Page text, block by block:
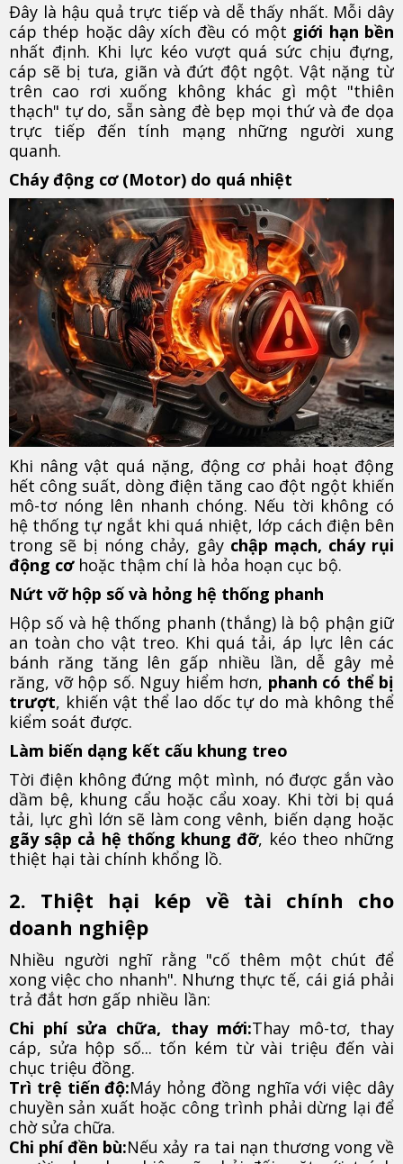
Đây là hậu quả trực tiếp và dễ thấy nhất. Mỗi dây
cáp thép hoặc dây xích đều có một giới hạn bền
nhất định. Khi lực kéo vượt quá sức chịu đựng,
cáp sẽ bị tưa, giãn và đứt đột ngột. Vật nặng từ
trên cao rơi xuống không khác gì một "thiên
thạch" tự do, sẵn sàng đè bẹp mọi thứ và đe dọa
trực tiếp đến tính mạng những người xung
quanh.
Cháy động cơ (Motor) do quá nhiệt
Khi nâng vật quá nặng, động cơ phải hoạt động
hết công suất, dòng điện tăng cao đột ngột khiến
mô-tơ nóng lên nhanh chóng. Nếu tời không có
hệ thống tự ngắt khi quá nhiệt, lớp cách điện bên
trong sẽ bị nóng chảy, gây chập mạch, cháy rụi
động cơhoặc thậm chí là hỏa hoạn cục bộ.
Nứt vỡ hộp số và hỏng hệ thống phanh
Hộp số và hệ thống phanh (thắng) là bộ phận giữ
an toàn cho vật treo. Khi quá tải, áp lực lên các
bánh răng tăng lên gấp nhiều lần, dễ gây mẻ
răng, vỡ hộp số. Nguy hiểm hơn, phanh có thể bị
trượt, khiến vật thể lao dốc tự do mà không thể
kiểm soát được.
Làm biến dạng kết cấu khung treo
Tời điện không đứng một mình, nó được gắn vào
dầm bệ, khung cẩu hoặc cẩu xoay. Khi tời bị quá
tải, lực ghì lớn sẽ làm cong vênh, biến dạng hoặc
gãy sập cả hệ thống khung đỡ, kéo theo những
thiệt hại tài chính khổng lồ.
2. Thiệt hại kép về tài chính cho
doanh nghiệp
Nhiều người nghĩ rằng "cố thêm một chút để
xong việc cho nhanh". Nhưng thực tế, cái giá phải
trả đắt hơn gấp nhiều lần:
Chi phí sửa chữa, thay mới:Thay mô-tơ, thay
cáp, sửa hộp số... tốn kém từ vài triệu đến vài
chục triệu đồng.
Trì trệ tiến độ:Máy hỏng đồng nghĩa với việc dây
chuyền sản xuất hoặc công trình phải dừng lại để
chờ sửa chữa.
Chi phí đền bù:Nếu xảy ra tai nạn thương vong về